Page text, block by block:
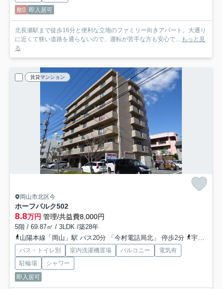
敷0 即入居可
北長瀬駅まで徒歩16分と便利な立地のファミリー向きアパート。大通り
に近くて狭い道路を通らないので、運転が苦手な方も安心で...
もっと見
る
賃貸マンション
岡山市北区今
ホーフパルク502
8.8万円 管理/共益費8,000円
5階 / 69.87㎡ / 3LDK /築28年
山陽本線「岡山」駅 バス20分 「今村電話局北」 停歩2分
宇野線「大元」駅 徒歩17分
バス・トイレ別 室内洗濯機置場 バルコニー
電気有
駐輪場
シャワー
即入居可